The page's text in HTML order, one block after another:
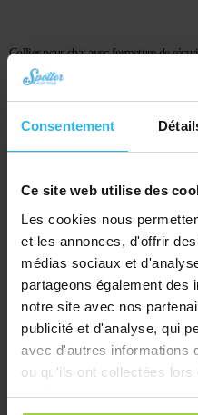
Consentement
Ce site web utilise des
Les cookies nous
et les annonces, d'offrir
médias sociaux et
partageons également des
notre site avec nos
publicité et d'analyse, qui
avec d'autres informations
ou qu'ils ont collectées
services.
Collier pour chat avec fermeture de
10,03